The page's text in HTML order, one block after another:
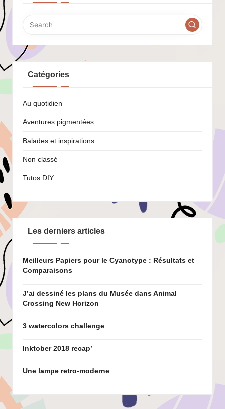
Catégories
Au quotidien
Aventures pigmentées
Balades et inspirations
Non classé
Tutos DIY
Les derniers articles
Meilleurs Papiers pour le Cyanotype : Résultats et
Comparaisons
J’ai dessiné les plans du Musée dans Animal
Crossing New Horizon
3 watercolors challenge
Inktober 2018 recap’
Une lampe retro-moderne